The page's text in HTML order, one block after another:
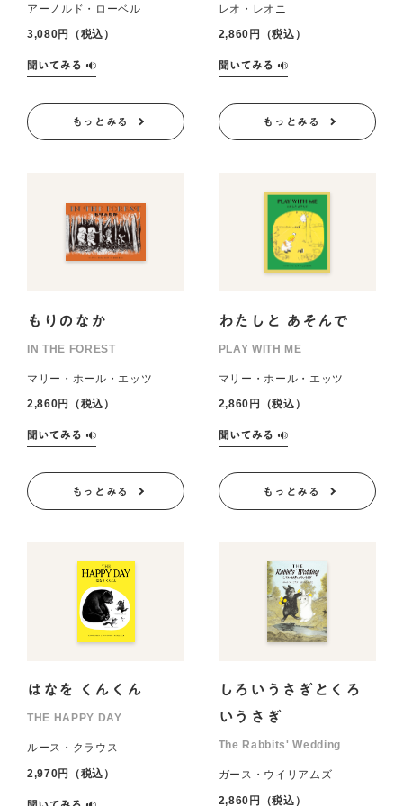
アーノルド・ローベル
3,080円（税込）
もっとみる
レオ・レオニ
2,860円（税込）
もっとみる
もりのなか
IN THE FOREST
マリー・ホール・エッツ
2,860円（税込）
もっとみる
わたしと あそんで
PLAY WITH ME
マリー・ホール・エッツ
2,860円（税込）
もっとみる
はなを くんくん
THE HAPPY DAY
ルース・クラウス
2,970円（税込）
しろいうさぎとくろ
いうさぎ
The Rabbits' Wedding
ガース・ウイリアムズ
2,860円（税込）